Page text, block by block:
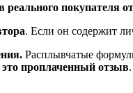
реального покупателя
. Если он содержит
Расплывчатые
это проплаченный отзыв